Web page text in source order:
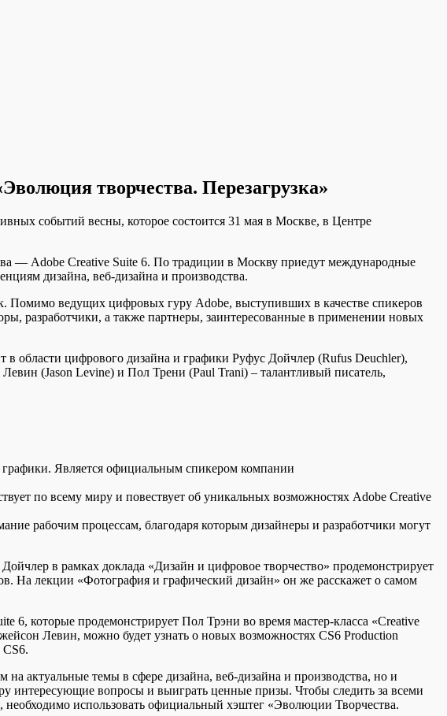
творчества. Перезагрузка»
событий весны, которое состоится 31 мая в Москве, в Центре
— Adobe Creative Suite 6. По традиции в Москву приедут международные
дизайна, веб-дизайна и производства.
ведущих цифровых гуру Adobe, выступивших в качестве спикеров
разработчики, а также партнеры, заинтересованные в применении новых
в области цифрового дизайна и графики Руфус Дойчлер (Rufus Deuchler),
(Jason Levine) и Пол Трени (Paul Trani) – талантливый писатель,
Является официальным спикером компании
по всему миру и повествует об уникальных возможностях Adobe Creative
рабочим процессам, благодаря которым дизайнеры и разработчики могут
в рамках доклада «Дизайн и цифровое творчество» продемонстрирует
На лекции «Фотография и графический дизайн» он же расскажет о самом
6, которые продемонстрирует Пол Трэни во время мастер-класса «Creative
Левин, можно будет узнать о новых возможностях CS6 Production
актуальные темы в сфере дизайна, веб-дизайна и производства, но и
интересующие вопросы и выиграть ценные призы. Чтобы следить за всеми
использовать официальный хэштег «Эволюции Творчества.